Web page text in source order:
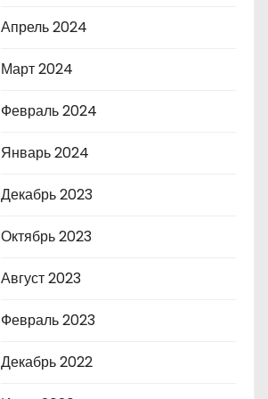
Апрель 2024
Март 2024
Февраль 2024
Январь 2024
Декабрь 2023
Октябрь 2023
Август 2023
Февраль 2023
Декабрь 2022